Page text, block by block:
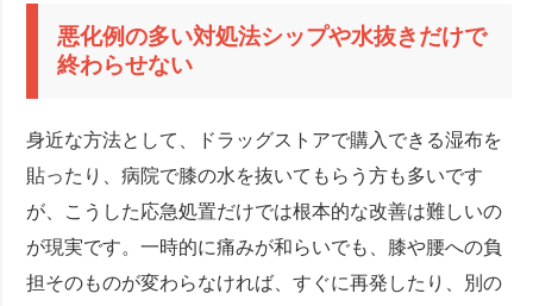
悪化例の多い対処法シップや水抜きだけで
終わらせない
身近な方法として、ドラッグストアで購入できる湿布を
貼ったり、病院で膝の水を抜いてもらう方も多いです
が、こうした応急処置だけでは根本的な改善は難しいの
が現実です。一時的に痛みが和らいでも、膝や腰への負
担そのものが変わらなければ、すぐに再発したり、別の